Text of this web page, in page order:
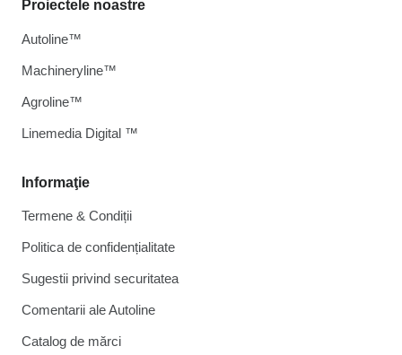
Informaţie
Termene & Condiții
Politica de confidențialitate
Sugestii privind securitatea
Comentarii ale Autoline
Catalog de mărcі
Proiectele noastre
Autoline™
Machineryline™
Agroline™
Linemedia Digital ™